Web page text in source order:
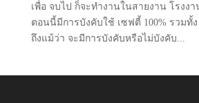
เพื่อ จบไป ก็จะทำงานในสายงาน โรงง
ตอนนี้มีการบังคับใช้ เซฟตี้ 100% รวมทั้
ถึงแม้ว่า จะมีการบังคับหรือไม่บังคับ...